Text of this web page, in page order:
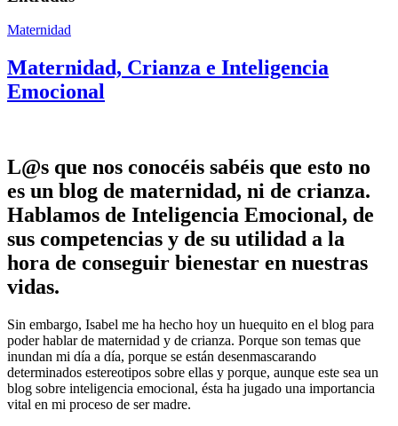
Maternidad
Maternidad, Crianza e Inteligencia
Emocional
L@s que nos conocéis sabéis que esto no
es un blog de maternidad, ni de crianza.
Hablamos de Inteligencia Emocional, de
sus competencias y de su utilidad a la
hora de conseguir bienestar en nuestras
vidas.
Sin embargo, Isabel me ha hecho hoy un huequito en el blog para
poder hablar de maternidad y de crianza. Porque son temas que
inundan mi día a día, porque se están desenmascarando
determinados estereotipos sobre ellas y porque, aunque este sea un
blog sobre inteligencia emocional, ésta ha jugado una importancia
vital en mi proceso de ser madre.